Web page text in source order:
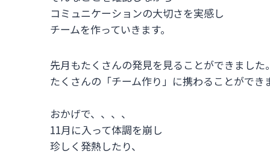
コミュニケーションの大切さを実感し
チームを作っていきます。
先月もたくさんの発見を見ることができました。
たくさんの「チーム作り」に携わることができ
おかげで、、、、
11月に入って体調を崩し
珍しく発熱したり、